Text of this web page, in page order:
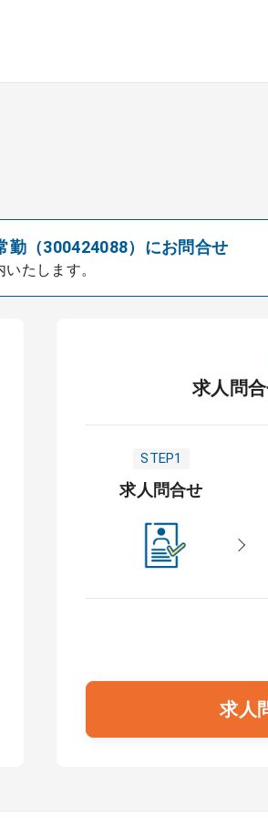
（300424088）にお問合せ
たします。
求人問
STEP1
求人問合せ
求人